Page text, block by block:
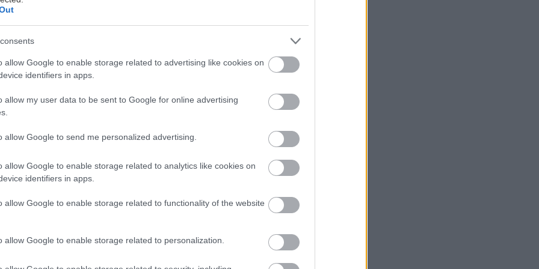
allow Google to enable storage related to advertising like cookies on
identifiers in apps.
allow my user data to be sent to Google for online advertising
allow Google to send me personalized advertising.
allow Google to enable storage related to analytics like cookies on
identifiers in apps.
allow Google to enable storage related to functionality of the website
allow Google to enable storage related to personalization.
κύκλος υποβολής αιτήσεων ολοκληρώθηκε, αλλά η
συνεχίζει να δέχεται αιτήσεις έως και τις 15 Μαρτίου.
όμως υποβάλλουν αίτηση από σήμερα έως και τα μέσα του
θα πληρωθούν την ενίσχυση στις 20 Μαρτίου. Συνολικά,
3,2 εκατομμύρια νοικοκυριά θα μοιραστούν 650 εκατ. ευρώ με δύο
για όσους επιλέξουν πίστωση στον τραπεζικό λογαριασμό ή
τέσσερις μηνιαίες καταβολές για όσους επιλέξουν την άυλη
κάρτας έως την 28η Φεβρουαρίου 2023, η ενίσχυση των
και Μαρτίου 2023 αποστέλλεται στο χρηματοπιστωτικό ίδρυμα